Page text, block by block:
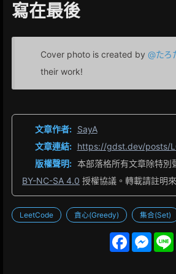
寫在最後
Cover photo is created by @たろ
their work!
文章作者: SayA
文章連結: https://gdst.dev/posts/
版權聲明: 本部落格所有文章除特別
BY-NC-SA 4.0 授權協議。轉載請註明
LeetCode 貪心(Greedy) 集合(Set)
F
M